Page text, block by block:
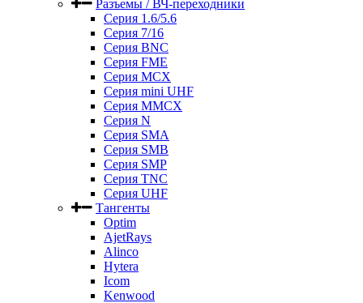
Разъемы / ВЧ-переходники
Серия 1.6/5.6
Серия 7/16
Серия BNC
Серия FME
Серия MCX
Серия mini UHF
Серия MMCX
Серия N
Серия SMA
Серия SMB
Серия SMP
Серия TNC
Серия UHF
Тангенты
Optim
AjetRays
Alinco
Hytera
Icom
Kenwood